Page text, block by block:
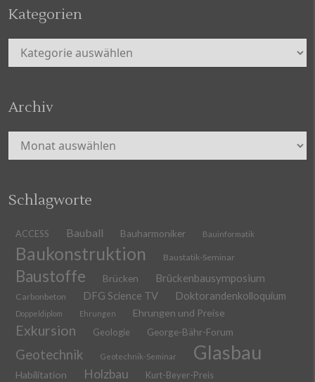
Kategorien
Kategorien
Archiv
Archiv
Schlagworte
ACCESS Bauball Bauharmoniker Bauinformatik
Baukonstruktion Baustatik-Seminar
Baustoffe Brücken Brückenbausymposium
Carbonbeton DFG Science TV Doktorandenkolloquium
Doppeldiplom Ehrungen Ehrungen und Preise
Exkursion Geologie George-Bähr-Forum
Geotechnik Geotechnik-Seminar Glasbau
Habilitation Holzbau Kurt-Beyer-Preis